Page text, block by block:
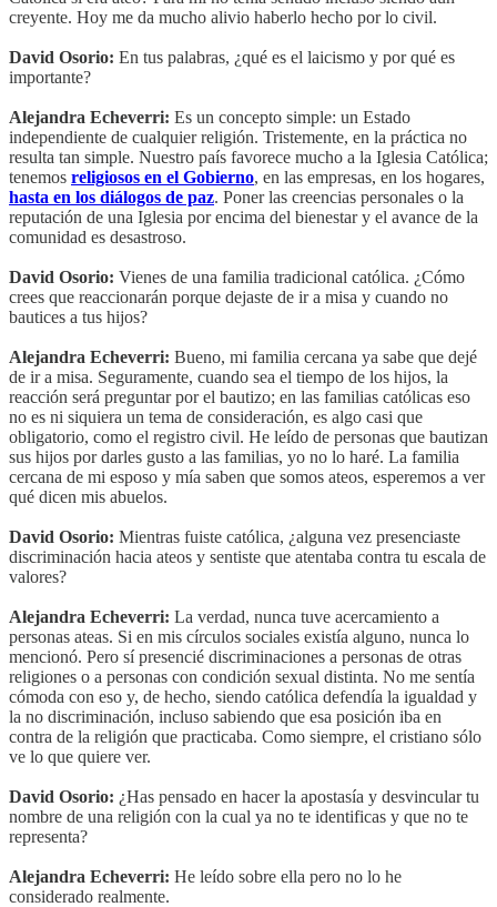
creyente. Hoy me da mucho alivio haberlo hecho por lo civil.
David Osorio: En tus palabras, ¿qué es el laicismo y por qué es
importante?
Alejandra Echeverri: Es un concepto simple: un Estado
independiente de cualquier religión. Tristemente, en la práctica no
resulta tan simple. Nuestro país favorece mucho a la Iglesia Católica;
tenemos religiosos en el Gobierno, en las empresas, en los hogares,
hasta en los diálogos de paz. Poner las creencias personales o la
reputación de una Iglesia por encima del bienestar y el avance de la
comunidad es desastroso.
David Osorio: Vienes de una familia tradicional católica. ¿Cómo
crees que reaccionarán porque dejaste de ir a misa y cuando no
bautices a tus hijos?
Alejandra Echeverri: Bueno, mi familia cercana ya sabe que dejé
de ir a misa. Seguramente, cuando sea el tiempo de los hijos, la
reacción será preguntar por el bautizo; en las familias católicas eso
no es ni siquiera un tema de consideración, es algo casi que
obligatorio, como el registro civil. He leído de personas que bautizan
sus hijos por darles gusto a las familias, yo no lo haré. La familia
cercana de mi esposo y mía saben que somos ateos, esperemos a ver
qué dicen mis abuelos.
David Osorio: Mientras fuiste católica, ¿alguna vez presenciaste
discriminación hacia ateos y sentiste que atentaba contra tu escala de
valores?
Alejandra Echeverri: La verdad, nunca tuve acercamiento a
personas ateas. Si en mis círculos sociales existía alguno, nunca lo
mencionó. Pero sí presencié discriminaciones a personas de otras
religiones o a personas con condición sexual distinta. No me sentía
cómoda con eso y, de hecho, siendo católica defendía la igualdad y
la no discriminación, incluso sabiendo que esa posición iba en
contra de la religión que practicaba. Como siempre, el cristiano sólo
ve lo que quiere ver.
David Osorio: ¿Has pensado en hacer la apostasía y desvincular tu
nombre de una religión con la cual ya no te identificas y que no te
representa?
Alejandra Echeverri: He leído sobre ella pero no lo he
considerado realmente.